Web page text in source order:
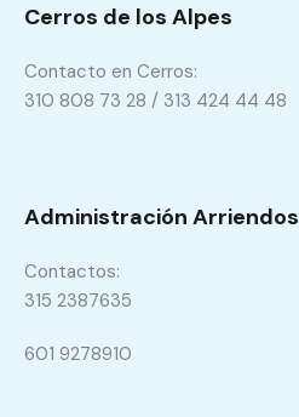
Cerros de los Alpes
Contacto en Cerros:
310 808 73 28 / 313 424 44 48
Administración Arriendos
Contactos:
315 2387635
601 9278910